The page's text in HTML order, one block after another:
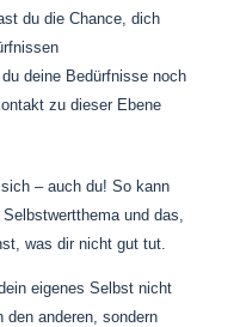
du die Chance, dich
deine Bedürfnisse noch
zu dieser Ebene
– auch du! So kann
und das,
was dir nicht gut tut.
eigenes Selbst nicht
den anderen, sondern